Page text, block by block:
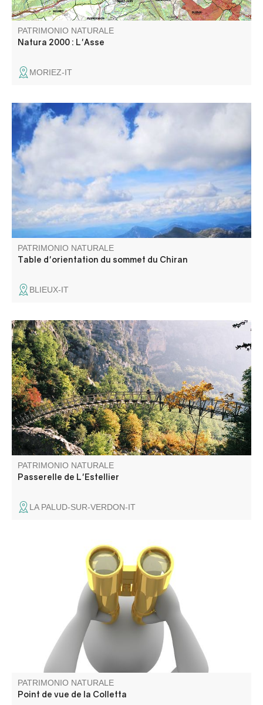
PATRIMONIO NATURALE
Natura 2000 : L'Asse
MORIEZ-IT
Du mont Ventoux, au mont Pelvoux, de l'étang de Berre à
l'arrière pays Niçois, cette table vous permettra d'admirer
les différents sommets et points qui vous feront face.
PATRIMONIO NATURALE
Table d'orientation du sommet du Chiran
BLIEUX-IT
Passerelle piétonne au dessus du Verdon qui permettait
de traverser d'une rive à l'autre, du Var aux Alpes de
Hautes Provence.
PATRIMONIO NATURALE
Passerelle de L'Estellier
LA PALUD-SUR-VERDON-IT
Il surplombe la cité fortifiée de Colmars
PATRIMONIO NATURALE
Point de vue de la Colletta